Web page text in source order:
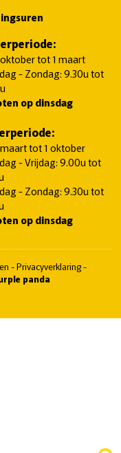
oktober tot 1 maart
- Zondag: 9.30u tot
op dinsdag
maart tot 1 oktober
- Vrijdag: 9.00u tot
- Zondag: 9.30u tot
op dinsdag
-Privacyverklaring-
panda